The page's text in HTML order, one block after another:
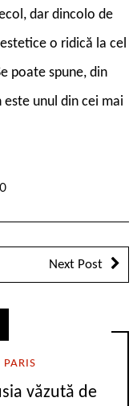
dar dincolo de
o ridică la cel
poate spune, din
unul din cei mai
0
Next Post
PARIS
văzută de